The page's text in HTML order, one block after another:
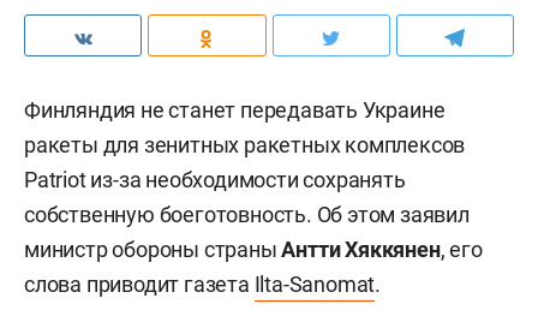
Финляндия не станет передавать Украине
ракеты для зенитных ракетных комплексов
Patriot из-за необходимости сохранять
собственную боеготовность. Об этом заявил
министр обороны страныАнтти Хяккянен, его
слова приводит газета Ilta-Sanomat.